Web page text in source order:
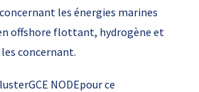
les énergies marines
offshore flottant, hydrogène et
concernant.
NODEpour ce